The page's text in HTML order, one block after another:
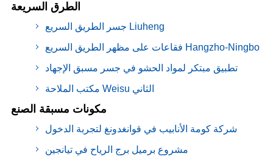
الطرق السريعة
جسر الطريق السريع Liuheng
فقاعات على مظهر الطريق السريع Hangzho-Ningbo
تطبيق مبتكر لمواد الحشو في جسر مسبق الإجهاد
مكتب الملاحة Weisu الثاني
مكونات مسبقة الصنع
شركة كومة الأنابيب في قوانغدونغ لتجربة الدخول
مشروع برميل برج الرياح في تيانجين